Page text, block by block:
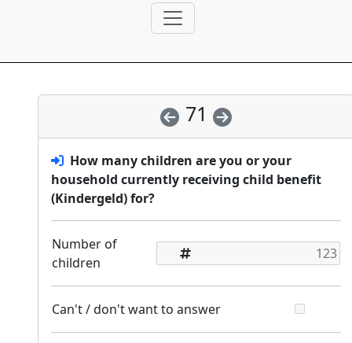
71
How many children are you or your
household currently receiving child benefit
(Kindergeld) for?
Number of
children
Can't / don't want to answer